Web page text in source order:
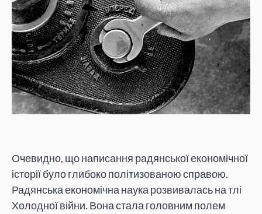
Очевидно, що написання радянської економічної
історії було глибоко політизованою справою.
Радянська економічна наука розвивалась на тлі
Холодної війни. Вона стала головним полем